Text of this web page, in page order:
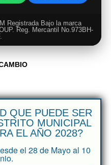
Registrada Bajo la marca
Reg. Mercantil No.973BH-
QUE PUEDE SER
MUNICIPAL
EL AÑO 2028?
el 28 de Mayo al 10